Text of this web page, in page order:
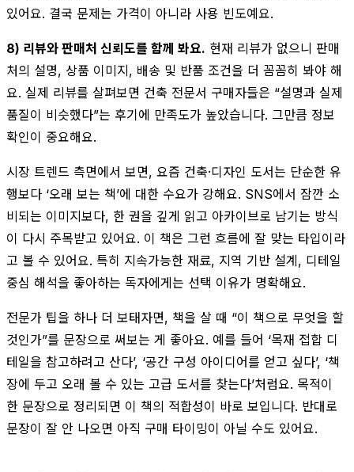
있어요. 결국 문제는 가격이 아니라 사용 빈도예요.
8) 리뷰와 판매처 신뢰도를 함께 봐요. 현재 리뷰가 없으니 판매
처의 설명, 상품 이미지, 배송 및 반품 조건을 더 꼼꼼히 봐야 해
요. 실제 리뷰를 살펴보면 건축 전문서 구매자들은 “설명과 실제
품질이 비슷했다”는 후기에 만족도가 높았습니다. 그만큼 정보
확인이 중요해요.
시장 트렌드 측면에서 보면, 요즘 건축·디자인 도서는 단순한 유
행보다 ‘오래 보는 책’에 대한 수요가 강해요. SNS에서 잠깐 소
비되는 이미지보다, 한 권을 깊게 읽고 아카이브로 남기는 방식
이 다시 주목받고 있어요. 이 책은 그런 흐름에 잘 맞는 타입이라
고 볼 수 있어요. 특히 지속가능한 재료, 지역 기반 설계, 디테일
중심 해석을 좋아하는 독자에게는 선택 이유가 명확해요.
전문가 팁을 하나 더 보태자면, 책을 살 때 “이 책으로 무엇을 할
것인가”를 문장으로 써보는 게 좋아요. 예를 들어 ‘목재 접합 디
테일을 참고하려고 산다’, ‘공간 구성 아이디어를 얻고 싶다’, ‘책
장에 두고 오래 볼 수 있는 고급 도서를 찾는다’처럼요. 목적이
한 문장으로 정리되면 이 책의 적합성이 바로 보입니다. 반대로
문장이 잘 안 나오면 아직 구매 타이밍이 아닐 수도 있어요.